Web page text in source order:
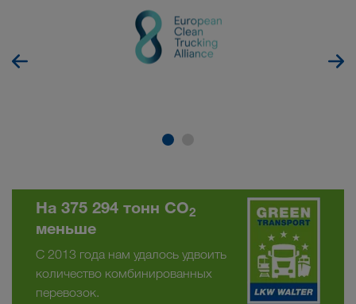
На 375 294 тонн CO2
меньше
С 2013 года нам удалось удвоить
количество комбинированных
перевозок.